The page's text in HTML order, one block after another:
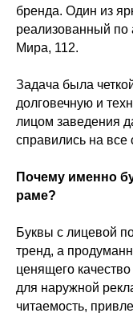
бренда. Один из
реализованный по
Мира, 112.
Задача была
долговечную и
лицом заведения
справились на все
Почему именно
раме?
Буквы с лицевой
тренд, а
ценящего
для наружной
читаемость,